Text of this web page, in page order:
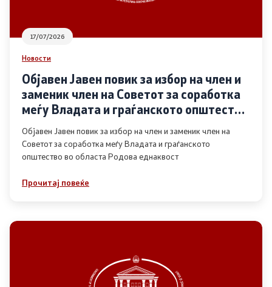
Дијалог меѓу Владата и граѓанскиот сектор
Отворени денови за иницијативи на граѓанските
организации
Финансиска поддршка
17/07/2026
Новости
Објавен Јавен повик за избор на член и
заменик член на Советот за соработка
меѓу Владата и граѓанското општество
во областа Родова еднаквост
Објавен Јавен повик за избор на член и заменик член на
Советот за соработка меѓу Владата и граѓанското
општество во областа Родова еднаквост
Прочитај повеќе